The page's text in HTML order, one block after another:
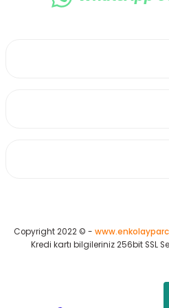
Copyright 2022 © -
Kredi kartı bilgileriniz 256bit SSL